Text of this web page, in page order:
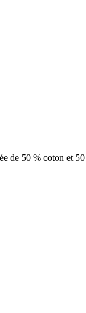
de 50 % coton